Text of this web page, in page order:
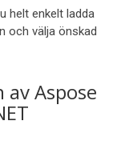
helt enkelt ladda
och välja önskad
Aspose